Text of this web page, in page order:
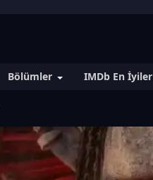
Bölümler IMDb En İyiler